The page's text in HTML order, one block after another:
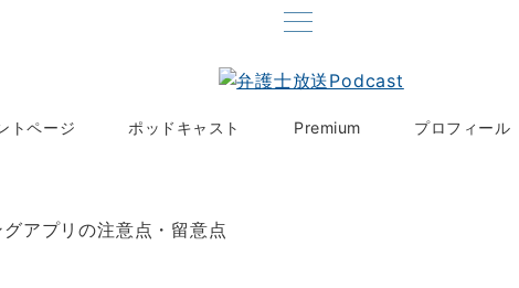
トページ ポッドキャスト Premium プロフィール
アプリの注意点・留意点